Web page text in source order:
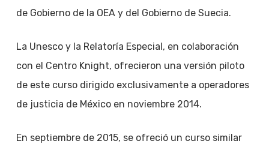
de Gobierno de la OEA y del Gobierno de Suecia.
La Unesco y la Relatoría Especial, en colaboración
con el Centro Knight, ofrecieron una versión piloto
de este curso dirigido exclusivamente a operadores
de justicia de México en noviembre 2014.
En septiembre de 2015, se ofreció un curso similar